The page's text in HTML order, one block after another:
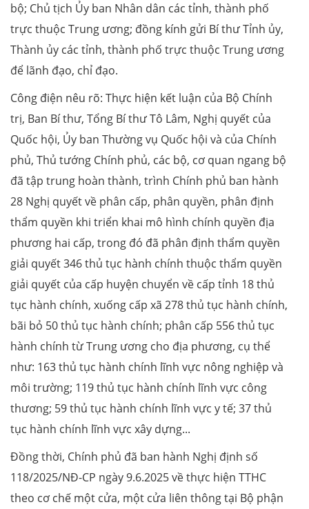
bộ; Chủ tịch Ủy ban Nhân dân các tỉnh, thành phố
trực thuộc Trung ương; đồng kính gửi Bí thư Tỉnh ủy,
Thành ủy các tỉnh, thành phố trực thuộc Trung ương
để lãnh đạo, chỉ đạo.
Công điện nêu rõ: Thực hiện kết luận của Bộ Chính
trị, Ban Bí thư, Tổng Bí thư Tô Lâm, Nghị quyết của
Quốc hội, Ủy ban Thường vụ Quốc hội và của Chính
phủ, Thủ tướng Chính phủ, các bộ, cơ quan ngang bộ
đã tập trung hoàn thành, trình Chính phủ ban hành
28 Nghị quyết về phân cấp, phân quyền, phân định
thẩm quyền khi triển khai mô hình chính quyền địa
phương hai cấp, trong đó đã phân định thẩm quyền
giải quyết 346 thủ tục hành chính thuộc thẩm quyền
giải quyết của cấp huyện chuyển về cấp tỉnh 18 thủ
tục hành chính, xuống cấp xã 278 thủ tục hành chính,
bãi bỏ 50 thủ tục hành chính; phân cấp 556 thủ tục
hành chính từ Trung ương cho địa phương, cụ thể
như: 163 thủ tục hành chính lĩnh vực nông nghiệp và
môi trường; 119 thủ tục hành chính lĩnh vực công
thương; 59 thủ tục hành chính lĩnh vực y tế; 37 thủ
tục hành chính lĩnh vực xây dựng...
Đồng thời, Chính phủ đã ban hành Nghị định số
118/2025/NĐ-CP ngày 9.6.2025 về thực hiện TTHC
theo cơ chế một cửa, một cửa liên thông tại Bộ phận